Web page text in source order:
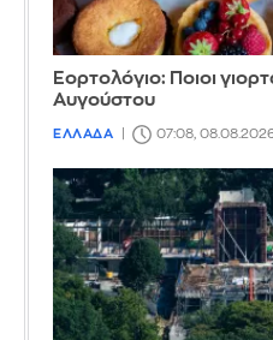
Εορτολόγιο: Ποιοι
Αυγούστου
ΕΛΛΑΔΑ 07:08,